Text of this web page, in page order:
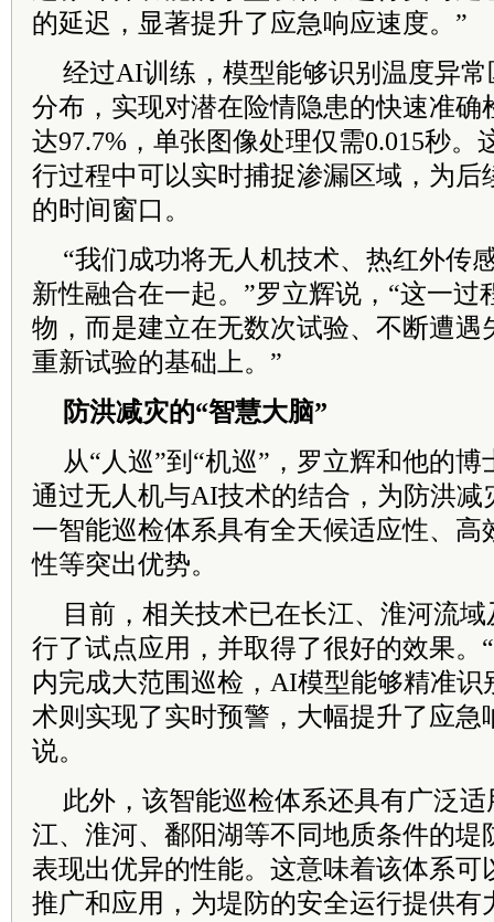
的延迟，显著提升了应急响应速度。”
经过AI训练，模型能够识别温度异
分布，实现对潜在险情隐患的快速准确
达97.7%，单张图像处理仅需0.015秒。
行过程中可以实时捕捉渗漏区域，为后
的时间窗口。
“我们成功将无人机技术、热红外传
新性融合在一起。”罗立辉说，“这一过
物，而是建立在无数次试验、不断遭遇
重新试验的基础上。”
防洪减灾的“智慧大脑”
从“人巡”到“机巡”，罗立辉和他的
通过无人机与AI技术的结合，为防洪减
一智能巡检体系具有全天候适应性、高
性等突出优势。
目前，相关技术已在长江、淮河流
行了试点应用，并取得了很好的效果。
内完成大范围巡检，AI模型能够精准识
术则实现了实时预警，大幅提升了应急
说。
此外，该智能巡检体系还具有广泛
江、淮河、鄱阳湖等不同地质条件的堤
表现出优异的性能。这意味着该体系可
推广和应用，为堤防的安全运行提供有